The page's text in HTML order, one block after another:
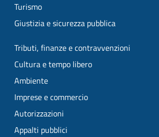
Turismo
Giustizia e sicurezza pubblica
Tributi, finanze e contravvenzioni
Cultura e tempo libero
Ambiente
Imprese e commercio
Autorizzazioni
Appalti pubblici